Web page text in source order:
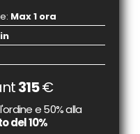
: Max 1 ora
315€
e 50% alla
del 10%